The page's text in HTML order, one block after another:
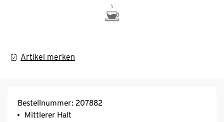
Artikel merken
Bestellnummer: 207882
Mittlerer Halt